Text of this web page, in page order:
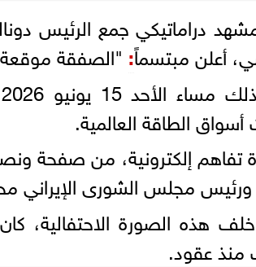
دراماتيكي جمع الرئيس
أعلن مبتسماً: "الصفقة موقعة
أسواق الطاقة العالمية.
تفاهم إلكترونية، من صفحة
مجلس الشورى الإيراني
هذه الصورة الاحتفالية،
منذ عقود.